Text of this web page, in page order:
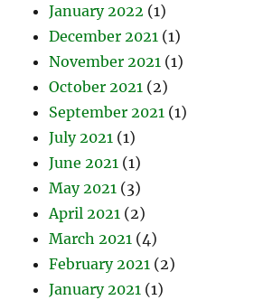
January 2022 (1)
December 2021 (1)
November 2021 (1)
October 2021 (2)
September 2021 (1)
July 2021 (1)
June 2021 (1)
May 2021 (3)
April 2021 (2)
March 2021 (4)
February 2021 (2)
January 2021 (1)